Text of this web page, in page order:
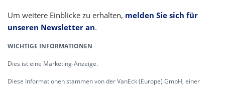
Um weitere Einblicke zu erhalten, melden Sie sich für
unseren Newsletter an.
WICHTIGE INFORMATIONEN
Dies ist eine Marketing-Anzeige.
Diese Informationen stammen von der VanEck (Europe) GmbH, einer